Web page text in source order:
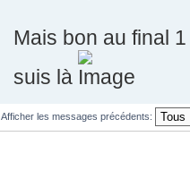
Mais bon au final
suis là
Afficher les messages précédents: